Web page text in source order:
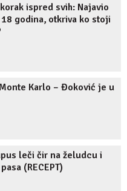
ispred svih: Najavio
godina, otkriva ko stoji
Monte Karlo – Đoković je u
leči čir na želudcu i
(RECEPT)